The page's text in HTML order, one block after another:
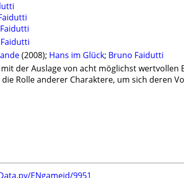
(2008); Hans im Glück; Bruno Faidutti
der Auslage von acht möglichst
Rolle anderer Charaktere, um sich deren
ENgameid/9951